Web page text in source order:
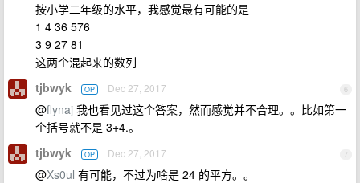
按小学二年级的水平，我感觉最有可能的是
1 4 36 576
3 9 27 81
这两个混起来的数列
6
tjbwyk OP Dec 27, 2017
@flynaj 我也看见过这个答案，然而感觉并不合理。。比如第一
个括号就不是 3+4.。
7
tjbwyk OP Dec 27, 2017
@Xs0ul 有可能，不过为啥是 24 的平方。。